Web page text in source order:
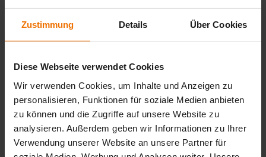
Zustimmung Details Über Cookies
Diese Webseite verwendet Cookies
Wir verwenden Cookies, um Inhalte und Anzeigen zu
personalisieren, Funktionen für soziale Medien anbieten
zu können und die Zugriffe auf unsere Website zu
analysieren. Außerdem geben wir Informationen zu Ihrer
Verwendung unserer Website an unsere Partner für
Gerätewart-Ausbildung nach G 465-4 – 6.3 Wartung und
Instandsetzung
auf (befähigte Person nach BetrSichV)
Angebot Inhouse Schulung anfordern (Link zum Angebotsformular)
Jetzt Anfrage schicken
Sie haben noch Fragen?